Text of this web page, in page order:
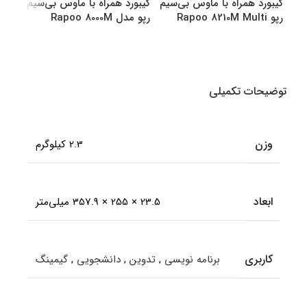
رپو Rapoo 8210M Multi
رپو مدل Rapoo 8000M
توضیحات تکمیلی
وزن 2.3 کیلوگرم
ابعاد 23.5 × 255 × 357.9 میلی‌متر
کاربری برنامه نویسی , تدوین , دانشجویی , گیمینگ